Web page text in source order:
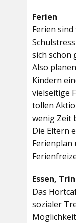
Ferien
Ferien
sich schon
Also
Kindern
vielseitige
tollen
wenig Zeit
Die Eltern
Ferienplan
Essen,
Das
sozialer